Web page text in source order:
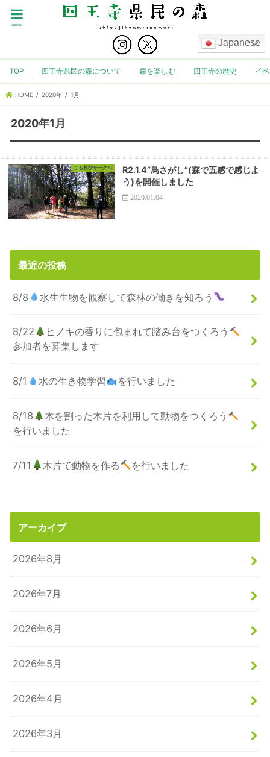
Japanese
menu
TOP 四王寺県民の森について 森を楽しむ 四王寺の歴史 イ
HOME 2020年 1月
2020年1月
こもれびサークル
R2.1.4”鳥さがし”(森で五感で感じよ
う)を開催しました
2020.01.04
最近の投稿
8/8 水生生物を観察して森林の働きを知ろう
8/22
ヒノキの香りに包まれて踏み台をつくろう
参加者を募集します
8/1 水の生き物学習 を行いました
8/18
木を割った木片を利用して動物をつくろう
を行いました
7/11 木片で動物を作る を行いました
アーカイブ
2026年8月
2026年7月
2026年6月
2026年5月
2026年4月
2026年3月